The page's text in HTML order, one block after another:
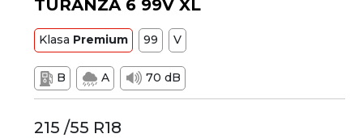
TURANZA 6 99V XL
Klasa Premium 99 V
B A 70 dB
215 /55 R18